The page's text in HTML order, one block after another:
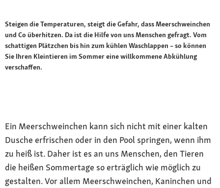
Steigen die Temperaturen, steigt die Gefahr, dass Meerschweinchen
und Co überhitzen. Da ist die Hilfe von uns Menschen gefragt. Vom
schattigen Plätzchen bis hin zum kühlen Waschlappen – so können
Sie Ihren Kleintieren im Sommer eine willkommene Abkühlung
verschaffen.
Ein Meerschweinchen kann sich nicht mit einer kalten
Dusche erfrischen oder in den Pool springen, wenn ihm
zu heiß ist. Daher ist es an uns Menschen, den Tieren
die heißen Sommertage so erträglich wie möglich zu
gestalten. Vor allem Meerschweinchen, Kaninchen und